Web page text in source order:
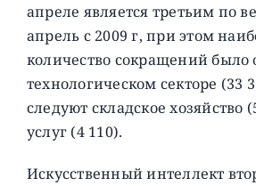
апреле является третьим по
апрель с 2009 г, при этом
количество сокращений было
технологическом секторе (33
следуют складское хозяйство
услуг (4 110).
Искусственный интеллект